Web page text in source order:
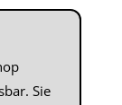
Sie